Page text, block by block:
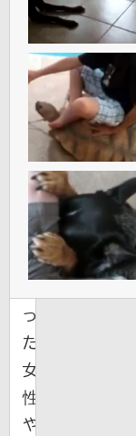
い
て
い
く、
ス
ー
タ
ー
に
乗
っ
た
女
性。
や